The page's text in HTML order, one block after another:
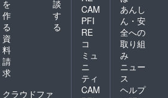
を
作
る
談
す
る
資
料
請
求
クラウドファ
CAM
PFI
RE
コ
ミュ
ニ
ティ
CAM
あんし
ん・安
全への
取り組
み
ニュー
ス
ヘルプ